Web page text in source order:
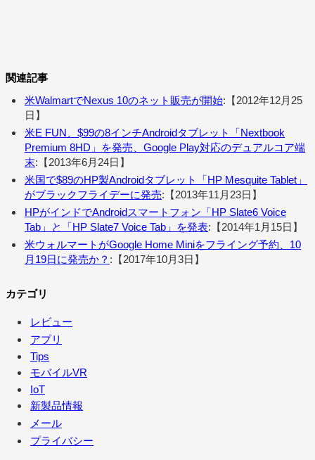
関連記事
米WalmartでNexus 10のネット販売が開始:【2012年12月25
日】
米E FUN、$99の8インチAndroidタブレット「Nextbook
Premium 8HD」を発売、Google Play対応のデュアルコア端
末:【2013年6月24日】
米国で$89のHP製Androidタブレット「HP Mesquite Tablet」
がブラックフライデーに発売:【2013年11月23日】
HPがインドでAndroidスマートフォン「HP Slate6 Voice
Tab」と「HP Slate7 Voice Tab」を発表:【2014年1月15日】
米ウォルマートがGoogle Home Miniをフライング予約、10
月19日に発売か？ :【2017年10月3日】
カテゴリ
レビュー
アプリ
Tips
モバイルVR
IoT
新製品情報
メール
プライバシー